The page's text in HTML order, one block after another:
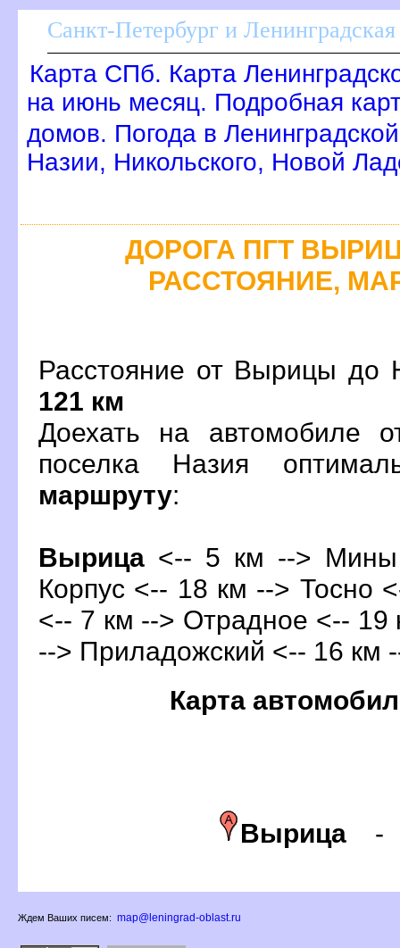
Санкт-Петербург и Ленинградская
Карта СПб. Карта
на июнь месяц. Подробная
домов. Погода в
Назии, Никольского, Новой
ДОРОГА ПГТ
РАССТОЯНИЕ,
Расстояние от Вырицы до
121 км
Доехать на автомобиле
поселка Назия
маршруту:
ырица <-- 5 км -->
Корпус <-- 18 км --> Тосно
<-- 7 км --> Отрадное <-- 19
--> Приладожский <-- 16 км
Карта
ырица
Ждем Ваших писем: map@leningrad-oblast.ru